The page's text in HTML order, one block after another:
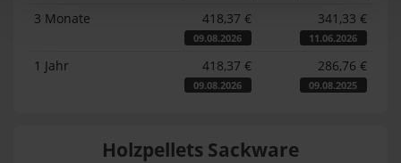
3 Monate 418,37 €
09.08.2026
341,33 €
11.06.2026
1 Jahr 418,37 €
09.08.2026
286,76 €
09.08.2025
Holzpellets Sackware